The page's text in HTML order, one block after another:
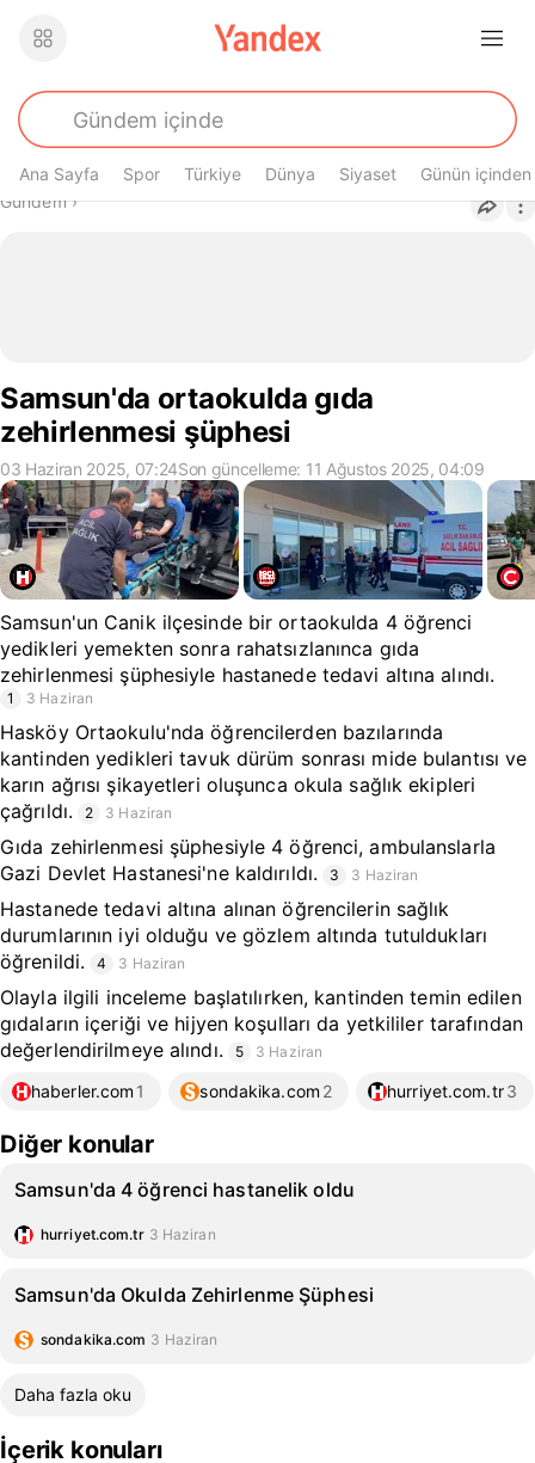
Ana Sayfa Spor Türkiye Dünya Siyaset Günün içinden
Buradasın
Gündem›
Samsun'da ortaokulda gıda
zehirlenmesi şüphesi
03 Haziran 2025, 07:24Son güncelleme: 11 Ağustos 2025, 04:09
Samsun'un Canik ilçesinde bir ortaokulda 4 öğrenci
yedikleri yemekten sonra rahatsızlanınca gıda
zehirlenmesi şüphesiyle hastanede tedavi altına alındı.
1 3 Haziran
Hasköy Ortaokulu'nda öğrencilerden bazılarında
kantinden yedikleri tavuk dürüm sonrası mide bulantısı ve
karın ağrısı şikayetleri oluşunca okula sağlık ekipleri
çağrıldı.
2 3 Haziran
Gıda zehirlenmesi şüphesiyle 4 öğrenci, ambulanslarla
Gazi Devlet Hastanesi'ne kaldırıldı.
3 3 Haziran
Hastanede tedavi altına alınan öğrencilerin sağlık
durumlarının iyi olduğu ve gözlem altında tutuldukları
öğrenildi.
4 3 Haziran
Olayla ilgili inceleme başlatılırken, kantinden temin edilen
gıdaların içeriği ve hijyen koşulları da yetkililer tarafından
değerlendirilmeye alındı.
5 3 Haziran
haberler.com 1 sondakika.com 2 hurriyet.com.tr3
Diğer konular
Samsun'da 4 öğrenci hastanelik oldu
hurriyet.com.tr 3 Haziran
Samsun'da Okulda Zehirlenme Şüphesi
sondakika.com 3 Haziran
Daha fazla oku
İçerik konuları